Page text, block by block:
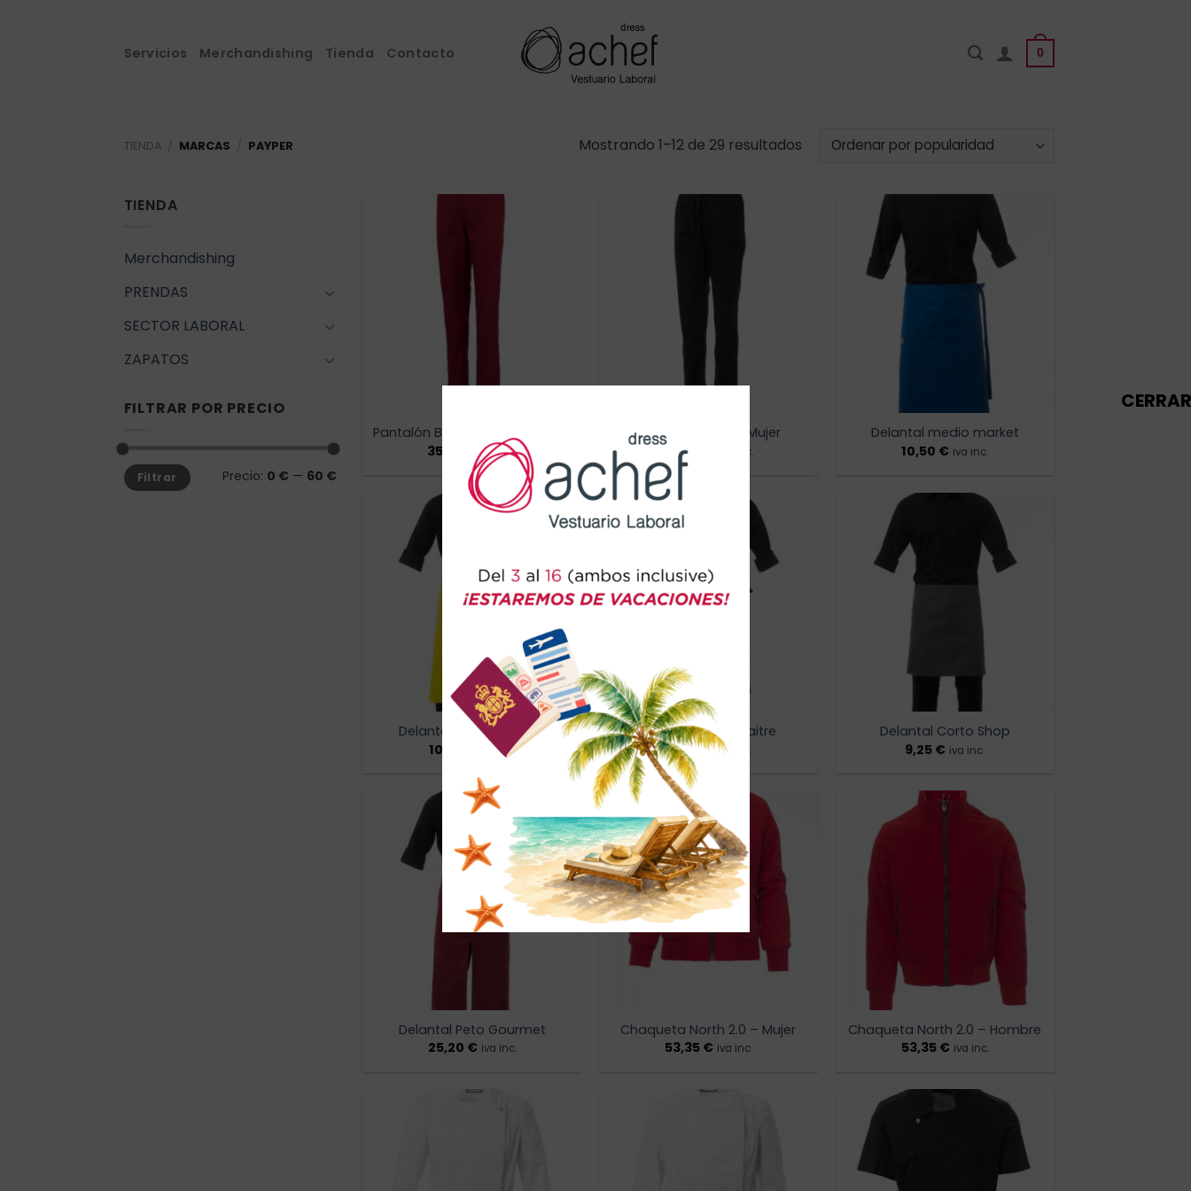
Servicios Merchandishing Tienda Contacto 0
TIENDA MARCAS PAYPER Mostrando 1–12 de 29 resultados Ordenado
TIENDA
Merchandishing
PRENDAS
SECTOR LABORAL
ZAPATOS
FILTRAR POR PRECIO
Precio
mínimo
Precio
máximo
Filtrar Precio: 0 € — 60 €
Pantalón Brigade Mesh – Mujer
35,80
iva inc.
Pantalón Cook – Mujer
35,80
iva inc.
Añadir
a la
lista de
Delantal medio market
10,50 € iva inc.
lista de
deseos
Delantal Peto Boutique
10,90
iva inc.
Añadir
a la
lista de
Delantal Largo Maitre
12,60€ iva inc.
Añadir
a la
lista de
Delantal Corto Shop
9,25 € iva inc.
Añadir
a la
lista de
deseos
Delantal Peto Gourmet
25,20 € iva inc.
Añadir
a la
deseos
Chaqueta North 2.0 – Mujer
53,35 € iva inc.
Añadir
a la
lista de
deseos
Chaqueta North 2.0 – Hombre
53,35 € iva inc.
Añadir
a la
lista de
deseos
CERRAR